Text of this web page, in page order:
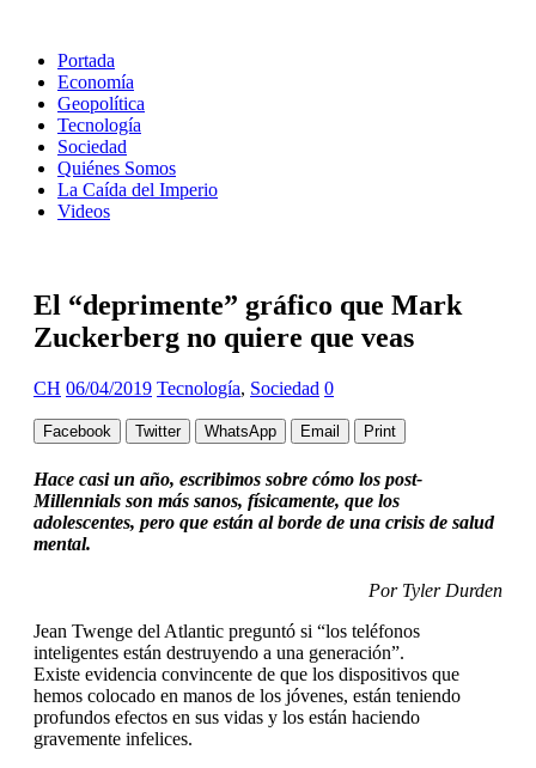
Portada
Economía
Geopolítica
Tecnología
Sociedad
Quiénes Somos
La Caída del Imperio
Videos
El “deprimente” gráfico que Mark
Zuckerberg no quiere que veas
CH 06/04/2019 Tecnología, Sociedad 0
Facebook Twitter WhatsApp Email Print
Hace casi un año, escribimos sobre cómo los post-
Millennials son más sanos, físicamente, que los
adolescentes, pero que están al borde de una crisis de salud
mental.
Por Tyler Durden
Jean Twenge del Atlantic preguntó si “los teléfonos
inteligentes están destruyendo a una generación”.
Existe evidencia convincente de que los dispositivos que
hemos colocado en manos de los jóvenes, están teniendo
profundos efectos en sus vidas y los están haciendo
gravemente infelices.